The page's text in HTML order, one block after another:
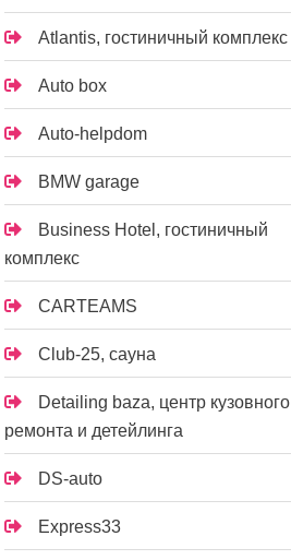
Atlantis, гостиничный комплекс
Auto box
Auto-helpdom
BMW garage
Business Hotel, гостиничный
комплекс
CARTEAMS
Club-25, сауна
Detailing baza, центр кузовного
ремонта и детейлинга
DS-auto
Express33